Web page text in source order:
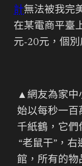
計無法被我完
在某電商平臺
元-20元，個
▲網友為家中
始以每秒一百
千紙鶴，它們
“老鼠干”，
館，所有的物